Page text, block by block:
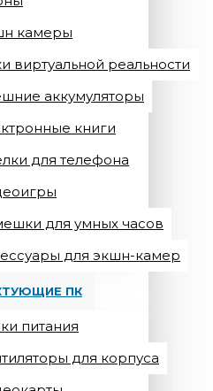
камеры
виртуальной реальности
аккумуляторы
книги
для телефона
для умных часов
для экшн-камер
ПК
питания
для корпуса